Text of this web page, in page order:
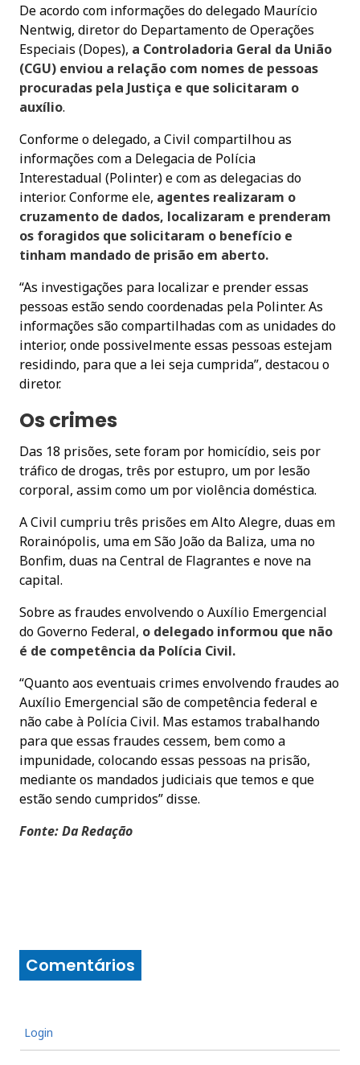
De acordo com informações do delegado Maurício
Nentwig, diretor do Departamento de Operações
Especiais (Dopes), a Controladoria Geral da União
(CGU) enviou a relação com nomes de pessoas
procuradas pela Justiça e que solicitaram o
auxílio.
Conforme o delegado, a Civil compartilhou as
informações com a Delegacia de Polícia
Interestadual (Polinter) e com as delegacias do
interior. Conforme ele, agentes realizaram o
cruzamento de dados, localizaram e prenderam
os foragidos que solicitaram o benefício e
tinham mandado de prisão em aberto.
“As investigações para localizar e prender essas
pessoas estão sendo coordenadas pela Polinter. As
informações são compartilhadas com as unidades do
interior, onde possivelmente essas pessoas estejam
residindo, para que a lei seja cumprida”, destacou o
diretor.
Os crimes
Das 18 prisões, sete foram por homicídio, seis por
tráfico de drogas, três por estupro, um por lesão
corporal, assim como um por violência doméstica.
A Civil cumpriu três prisões em Alto Alegre, duas em
Rorainópolis, uma em São João da Baliza, uma no
Bonfim, duas na Central de Flagrantes e nove na
capital.
Sobre as fraudes envolvendo o Auxílio Emergencial
do Governo Federal, o delegado informou que não
é de competência da Polícia Civil.
“Quanto aos eventuais crimes envolvendo fraudes ao
Auxílio Emergencial são de competência federal e
não cabe à Polícia Civil. Mas estamos trabalhando
para que essas fraudes cessem, bem como a
impunidade, colocando essas pessoas na prisão,
mediante os mandados judiciais que temos e que
estão sendo cumpridos” disse.
Fonte: Da Redação
Comentários
Login